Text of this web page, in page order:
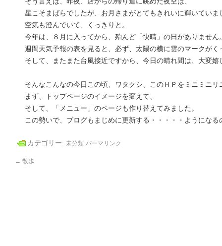
星こそまばらでしたが、お月さまがとてもきれいに輝いていま
空気も澄んでいて、くっきりと。
今年は、８月に入ってから、殆んど「快晴」の日がありません
週間天気予報の表を見ると、必ず、太陽の横に雲のマークがく
そして、またまた台風接近ですから、今日の晴れ間は、大変嬉
そんなこんなの今日この頃、ワタクシ、このＨＰをミニミニ
まず、トップページのイメージを変えて、
そして、「メニュー」のページも作り替えてみました。
この勢いで、ブログもまじめに更新する・・・・・ようにな
カテゴリー: 未分類 パーマリンク
← 散歩